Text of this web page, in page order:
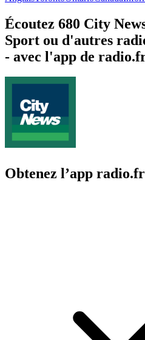
Écoutez 680 City
Sport ou d'autres
- avec l'app de
Obtenez l’app